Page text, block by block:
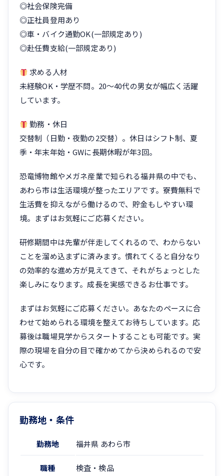
◎社会保険完備
◎正社員登用あり
◎車・バイク通勤OK(一部規定あり)
◎赴任費支給(一部規定あり)
求める人材
未経験OK・学歴不問。20〜40代の男女が幅広く活躍
しています。
勤務・休日
交替制（日勤・夜勤の2交替）。休日はシフト制、夏
季・年末年始・GWに長期休暇が年3回。
恐竜博物館やメガネ産業で知られる福井県の中でも、
あわら市は生活環境が整ったエリアです。寮費無料で
生活費を抑えながら働けるので、貯金もしやすい環
境。まずはお気軽にご応募ください。
研修期間中は先輩が伴走してくれるので、わからない
ことを溜め込まずに済みます。慣れてくると自分なり
の効率的な進め方が見えてきて、それがちょっとした
楽しみになります。成長を実感できるお仕事です。
まずはお気軽にご応募ください。あなたのペースに合
わせて始められる環境を整えてお待ちしています。応
募後は職場見学からスタートすることも可能です。実
際の現場を自分の目で確かめてから決められるので安
心です。
勤務地・条件
勤務地 福井県 あわら市
職種 検査・検品